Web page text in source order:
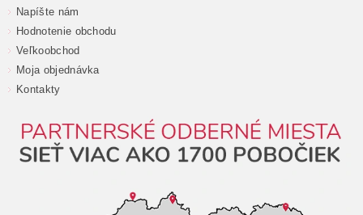
Napíšte nám
Hodnotenie obchodu
Veľkoobchod
Moja objednávka
Kontakty